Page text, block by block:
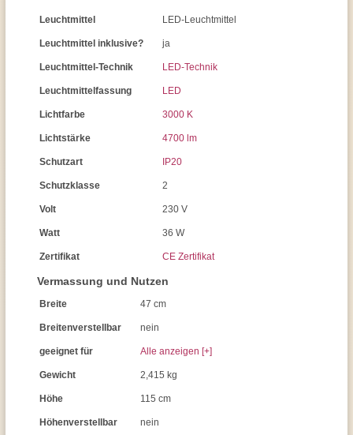
Leuchtmittel LED-Leuchtmittel
Leuchtmittel inklusive? ja
Leuchtmittel-Technik LED-Technik
Leuchtmittelfassung LED
Lichtfarbe 3000 K
Lichtstärke 4700 lm
Schutzart IP20
Schutzklasse 2
Volt 230 V
Watt 36 W
Zertifikat CE Zertifikat
Vermassung und Nutzen
Breite 47 cm
Breitenverstellbar nein
geeignet für Alle anzeigen [+]
Gewicht 2,415 kg
Höhe 115 cm
Höhenverstellbar nein